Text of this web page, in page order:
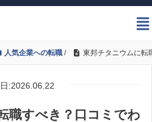
人気企業への転職 / 東邦チタニウムに転
:2026.06.22
職すべき？口コミでわ